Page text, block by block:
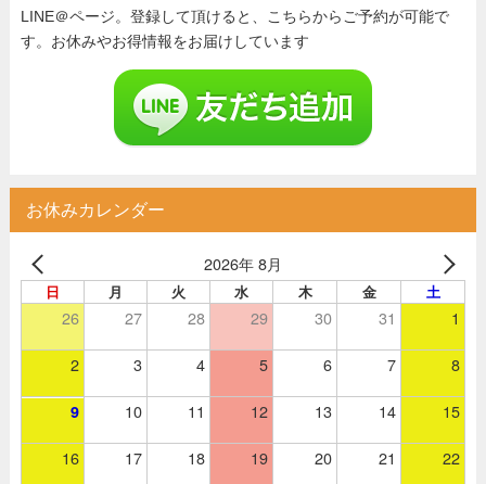
LINE＠ページ。登録して頂けると、こちらからご予約が可能で
す。お休みやお得情報をお届けしています
お休みカレンダー
2026年 8月
日 月 火 水 木 金 土
26 27 28 29 30 31 1
2 3 4 5 6 7 8
9 10 11 12 13 14 15
16 17 18 19 20 21 22